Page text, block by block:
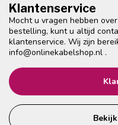
Klantenservice
Mocht u vragen hebben
bestelling, kunt u altijd
klantenservice. Wij zijn
info@onlinekabelshop.nl .